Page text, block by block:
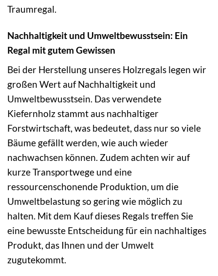
Traumregal.
Nachhaltigkeit und Umweltbewusstsein: Ein
Regal mit gutem Gewissen
Bei der Herstellung unseres Holzregals legen wir
großen Wert auf Nachhaltigkeit und
Umweltbewusstsein. Das verwendete
Kiefernholz stammt aus nachhaltiger
Forstwirtschaft, was bedeutet, dass nur so viele
Bäume gefällt werden, wie auch wieder
nachwachsen können. Zudem achten wir auf
kurze Transportwege und eine
ressourcenschonende Produktion, um die
Umweltbelastung so gering wie möglich zu
halten. Mit dem Kauf dieses Regals treffen Sie
eine bewusste Entscheidung für ein nachhaltiges
Produkt, das Ihnen und der Umwelt
zugutekommt.